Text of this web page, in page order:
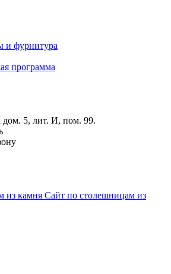
и фурнитура
программа
дом. 5, лит. И, пом. 99.
из камня Сайт по столешницам из